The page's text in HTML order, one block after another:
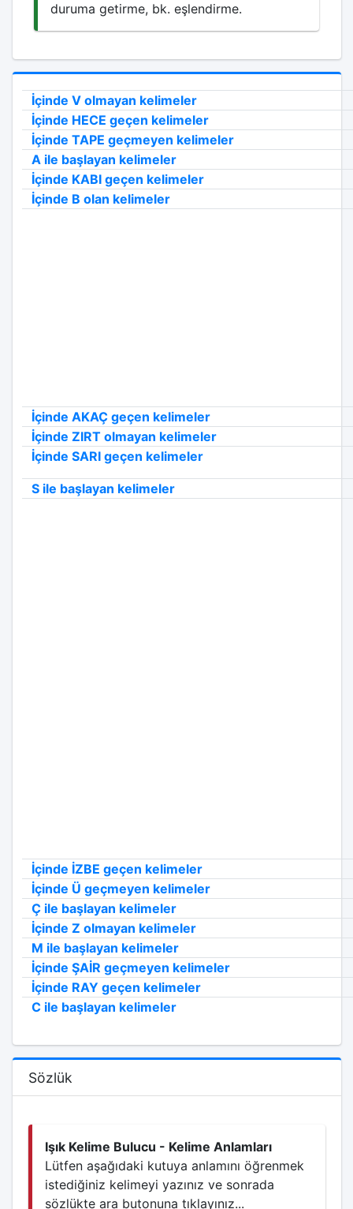
duruma getirme, bk. eşlendirme.
İçinde V olmayan kelimeler
İçinde HECE geçen kelimeler
İçinde TAPE geçmeyen kelimeler
A ile başlayan kelimeler
İçinde KABI geçen kelimeler
İçinde B olan kelimeler
İçinde AKAÇ geçen kelimeler
İçinde ZIRT olmayan kelimeler
İçinde SARI geçen kelimeler
S ile başlayan kelimeler
İçinde İZBE geçen kelimeler
İçinde Ü geçmeyen kelimeler
Ç ile başlayan kelimeler
İçinde Z olmayan kelimeler
M ile başlayan kelimeler
İçinde ŞAİR geçmeyen kelimeler
İçinde RAY geçen kelimeler
C ile başlayan kelimeler
Sözlük
Işık Kelime Bulucu - Kelime Anlamları
Lütfen aşağıdaki kutuya anlamını öğrenmek
istediğiniz kelimeyi yazınız ve sonrada
sözlükte ara butonuna tıklayınız...